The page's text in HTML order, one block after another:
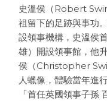
史溫侯（Robert
祖留下的足跡與事功
設領事機構，史溫侯
雄）開設領事館，他
侯（Christopher
人蠟像，體驗當年進
「首任英國領事子孫